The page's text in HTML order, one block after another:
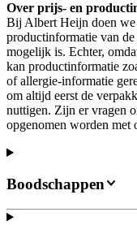
Over prijs- en
Bij Albert Heijn doen we
productinformatie van
mogelijk is. Echter,
kan productinformatie
of allergie-informatie
om altijd eerst de
nuttigen. Zijn er vragen
opgenomen worden met
Boodschappen